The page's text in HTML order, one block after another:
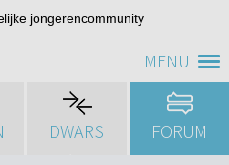
MENU
jongerencommunity
DWARS FORUM